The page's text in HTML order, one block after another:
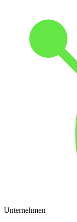
Unternehmen